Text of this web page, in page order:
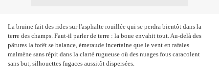
La bruine fait des rides sur l'asphalte rouillée qui se perdra bientôt dans la
terre des champs. Faut-il parler de terre : la boue envahit tout. Au-delà des
pâtures la forêt se balance, émeraude incertaine que le vent en rafales
malmène sans répit dans la clarté rugueuse où des nuages fous caracolent
sans but, silhouettes fugaces aussitôt dispersées.